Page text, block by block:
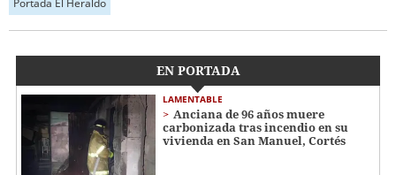
Portada El Heraldo
EN PORTADA
LAMENTABLE
Anciana de 96 años muere
carbonizada tras incendio en su
vivienda en San Manuel, Cortés